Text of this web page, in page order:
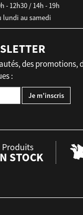
- 12h30 / 14h - 19h
lundi au samedi
des promotions,
:
Produits
STOCK